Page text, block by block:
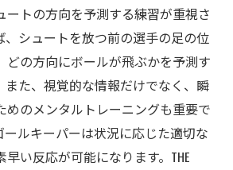
ートの方向を予測する練習が重視さ
、シュートを放つ前の選手の足の位
どの方向にボールが飛ぶかを予測す
また、視覚的な情報だけでなく、瞬
めのメンタルトレーニングも重要で
ールキーパーは状況に応じた適切な
い反応が可能になります。THE